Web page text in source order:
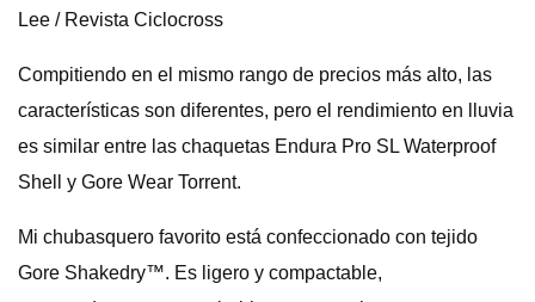
Lee / Revista Ciclocross
Compitiendo en el mismo rango de precios más alto, las
características son diferentes, pero el rendimiento en lluvia
es similar entre las chaquetas Endura Pro SL Waterproof
Shell y Gore Wear Torrent.
Mi chubasquero favorito está confeccionado con tejido
Gore Shakedry™. Es ligero y compactable,